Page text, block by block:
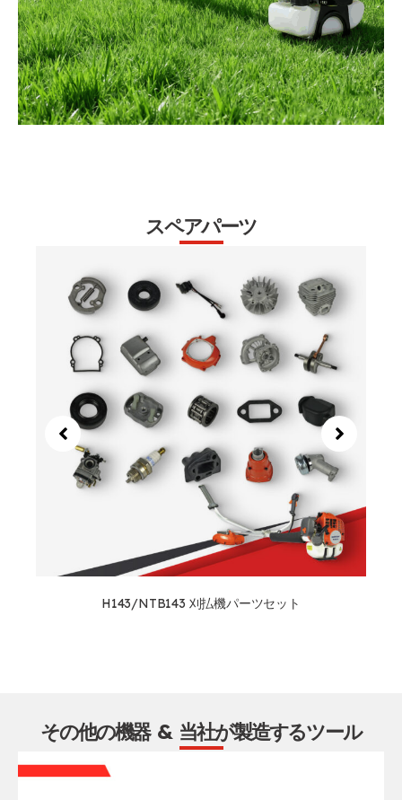
スペアパーツ
H143/NTB143 刈払機パーツセット
その他の機器 & 当社が製造するツール